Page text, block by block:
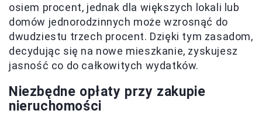
osiem procent, jednak dla większych lokali lub
domów jednorodzinnych może wzrosnąć do
dwudziestu trzech procent. Dzięki tym zasadom,
decydując się na nowe mieszkanie, zyskujesz
jasność co do całkowitych wydatków.
Niezbędne opłaty przy zakupie
nieruchomości